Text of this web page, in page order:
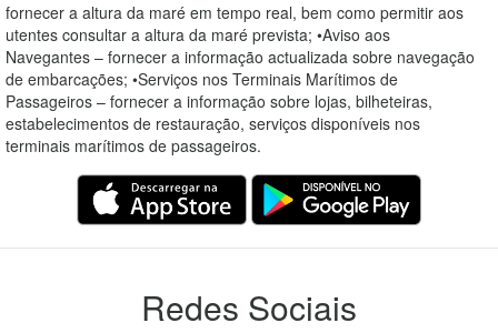
fornecer a altura da maré em tempo real, bem como permitir aos
utentes consultar a altura da maré prevista; •Aviso aos
Navegantes – fornecer a informação actualizada sobre navegação
de embarcações; •Serviços nos Terminais Marítimos de
Passageiros – fornecer a informação sobre lojas, bilheteiras,
estabelecimentos de restauração, serviços disponíveis nos
terminais marítimos de passageiros.
Redes Sociais